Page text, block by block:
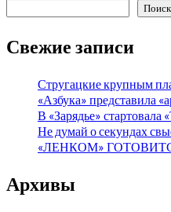
Поиск
Свежие записи
Стругацкие крупным
«Азбука» представила
В «Зарядье» стартовала
Не думай о секундах
«ЛЕНКОМ»
Архивы